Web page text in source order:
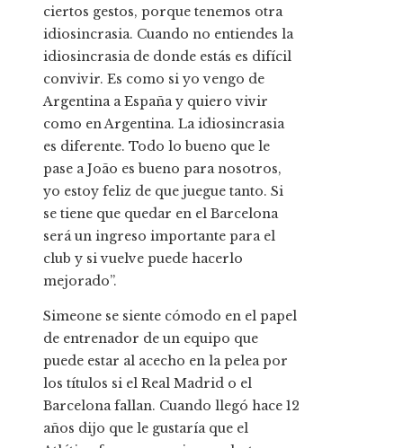
ciertos gestos, porque tenemos otra
idiosincrasia. Cuando no entiendes la
idiosincrasia de donde estás es difícil
convivir. Es como si yo vengo de
Argentina a España y quiero vivir
como en Argentina. La idiosincrasia
es diferente. Todo lo bueno que le
pase a João es bueno para nosotros,
yo estoy feliz de que juegue tanto. Si
se tiene que quedar en el Barcelona
será un ingreso importante para el
club y si vuelve puede hacerlo
mejorado”.
Simeone se siente cómodo en el papel
de entrenador de un equipo que
puede estar al acecho en la pelea por
los títulos si el Real Madrid o el
Barcelona fallan. Cuando llegó hace 12
años dijo que le gustaría que el